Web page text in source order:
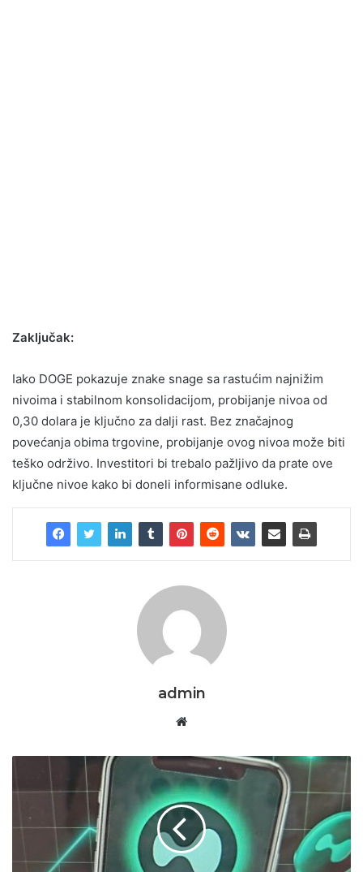
Zaključak:
Iako DOGE pokazuje znake snage sa rastućim najnižim
nivoima i stabilnom konsolidacijom, probijanje nivoa od
0,30 dolara je ključno za dalji rast. Bez značajnog
povećanja obima trgovine, probijanje ovog nivoa može biti
teško održivo. Investitori bi trebalo pažljivo da prate ove
ključne nivoe kako bi doneli informisane odluke.
admin
Website